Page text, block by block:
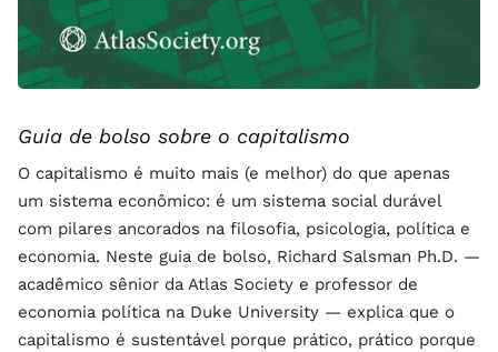
Guia de bolso sobre o capitalismo
O capitalismo é muito mais (e melhor) do que apenas
um sistema econômico: é um sistema social durável
com pilares ancorados na filosofia, psicologia, política e
economia. Neste guia de bolso, Richard Salsman Ph.D. —
acadêmico sênior da Atlas Society e professor de
economia política na Duke University — explica que o
capitalismo é sustentável porque prático, prático porque